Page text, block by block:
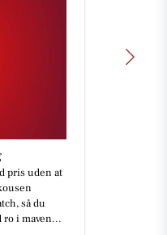
pris uden at
så du
ro i maven...